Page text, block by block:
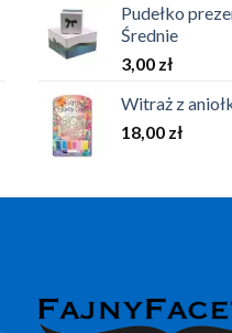
Pudełko
Średnie
3,00 zł
Witraż z
18,00 zł